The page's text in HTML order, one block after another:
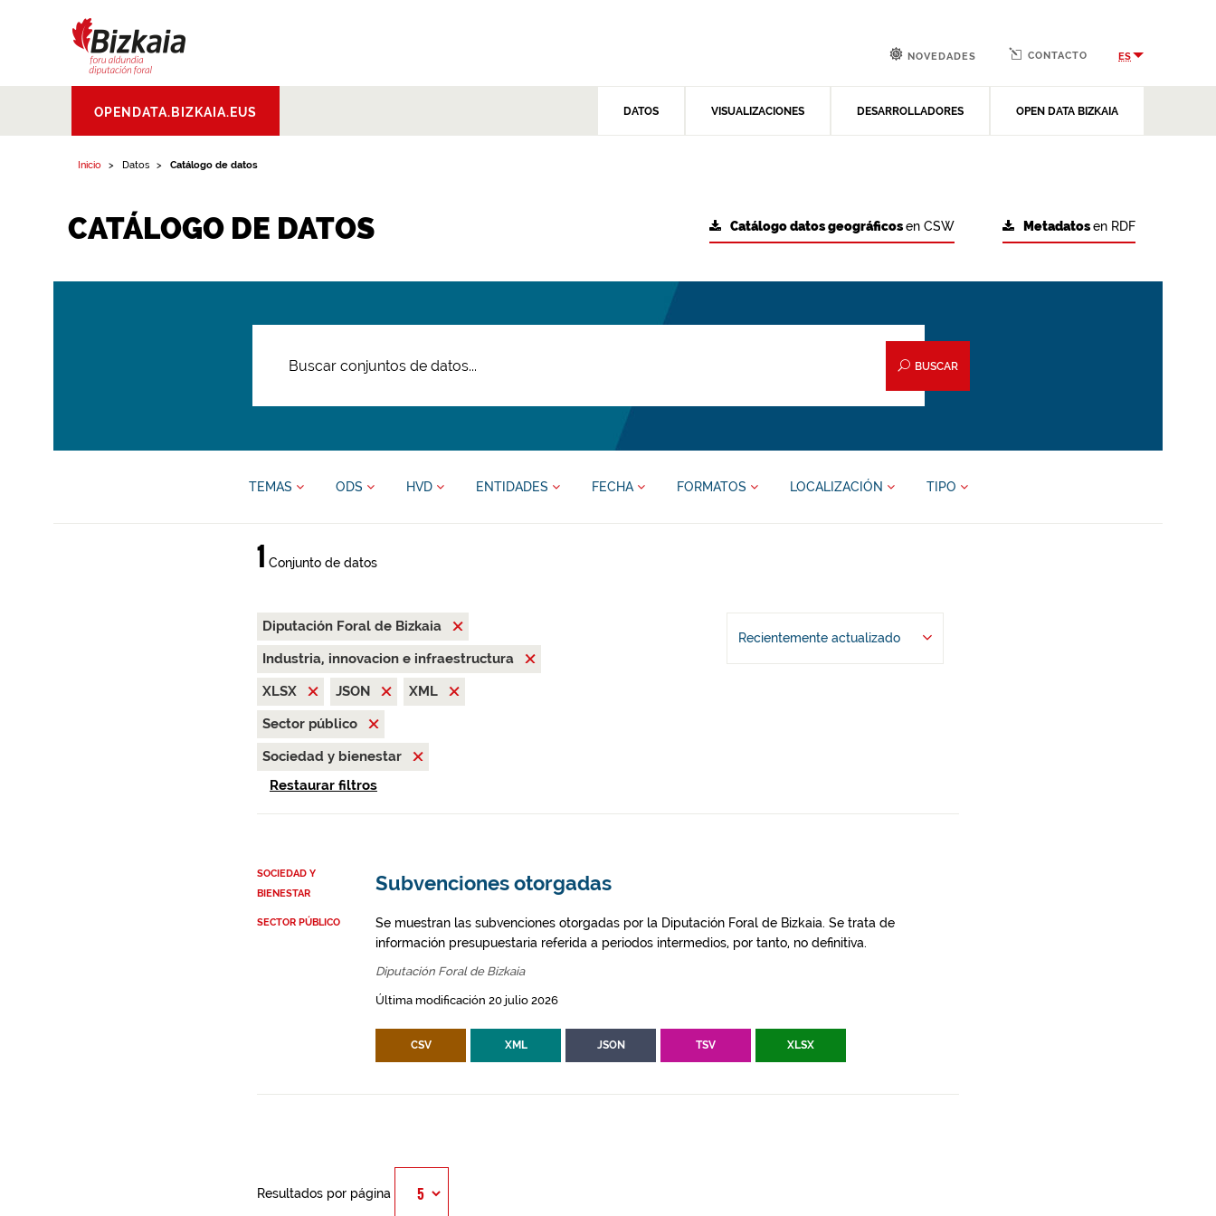
Aldundia.Diputacion
Foral de Bizkaia
OPENDATA.BIZKAIA.EUS DATOS VISUALIZACIONES DESARROLLADORES OPEN DATA BIZKAIA
NOVEDADES CONTACTO ES
Inicio Datos Catálogo de datos
CATÁLOGO DE DATOS Metadatosen RDF
Catálogo datos geográficosen CSW
BUSCAR
TEMAS ODS HVD ENTIDADES FECHA FORMATOS LOCALIZACIÓN TIPO
1 Conjunto de datos
Diputación Foral de Bizkaia
Industria, innovacion e infraestructura
XLSX
JSON
XML
Sector público
Sociedad y bienestar
Restaurar filtros
Recientemente actualizado
SOCIEDAD Y
BIENESTAR
SECTOR PÚBLICO
Subvenciones otorgadas
Se muestran las subvenciones otorgadas por la Diputación Foral de Bizkaia. Se trata de
información presupuestaria referida a periodos intermedios, por tanto, no definitiva.
Diputación Foral de Bizkaia
Última modificación 20 julio 2026
CSV XML JSON TSV XLSX
Resultados por página